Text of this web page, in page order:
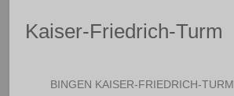
Kaiser-Friedrich-Turm
BINGEN KAISER-FRIEDRICH-TURM